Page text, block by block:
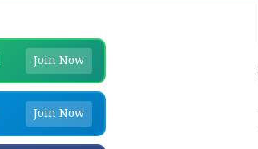
Join Now
Join Now